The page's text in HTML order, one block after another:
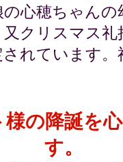
の心穂ちゃん
又クリスマス
されています
の降誕を
す。